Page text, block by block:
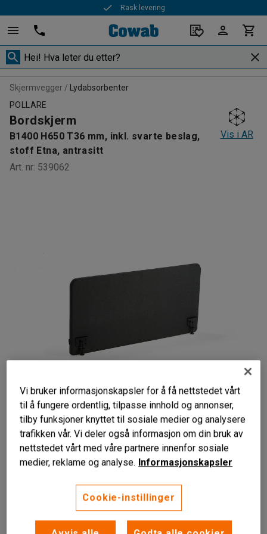
Rask levering
Skjermvegger
Lydabsorbenter
POLLARE
Bordskjerm
B1400 H650 T36 mm, inkl. svarte beslag,
stoff Etna, antrasitt
Art. nr: 539062
Vis i AR
Liknende produkter
Lydabsorberende
Solid
Vi bruker informasjonskapsler for å få nettstedet vårt
til å fungere ordentlig, tilpasse innhold og annonser,
tilby funksjoner knyttet til sosiale medier og analysere
trafikken vår. Vi deler også informasjon om din bruk av
nettstedet vårt med våre partnere innenfor sosiale
medier, reklame og analyse. Informasjonskapsler
Cookie-instillinger